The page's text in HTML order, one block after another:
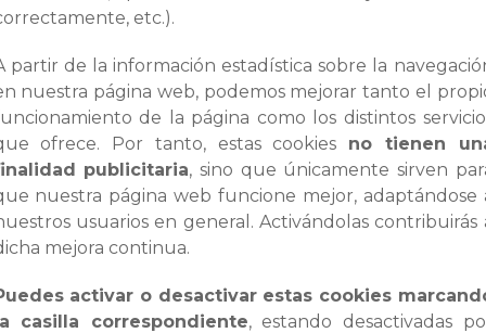
etc.).
partir de la información estadística sobre la
nuestra página web, podemos mejorar tanto el
de la página como los distintos
ofrece. Por tanto, estas cookies no tienen
publicitaria, sino que únicamente sirven
nuestra página web funcione mejor, adaptándose
usuarios en general. Activándolas contribuirás
mejora continua.
activar o desactivar estas cookies
casilla correspondiente, estando desactivadas